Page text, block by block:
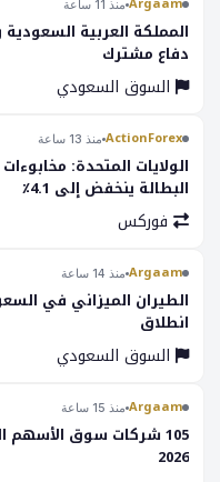
منذ 11 ساعة
المملكة العربية
دفاع مشترك
السوق السعودي
ActionForex منذ 13 ساعة
الولايات المتحدة:
البطالة ينخفض إلى 4.1٪
فوركس
Argaam منذ 14 ساعة
الطيران الميزاني في
انطلاق
السوق السعودي
Argaam منذ 15 ساعة
105 شركات سوق الأسهم
2026